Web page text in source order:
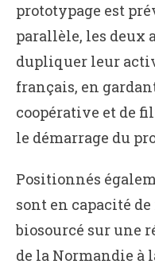
prototypage est
parallèle, les deux
dupliquer leur
français, en
coopérative et de
le démarrage du
Positionnés
sont en capacité
biosourcé sur une
de la Normandie